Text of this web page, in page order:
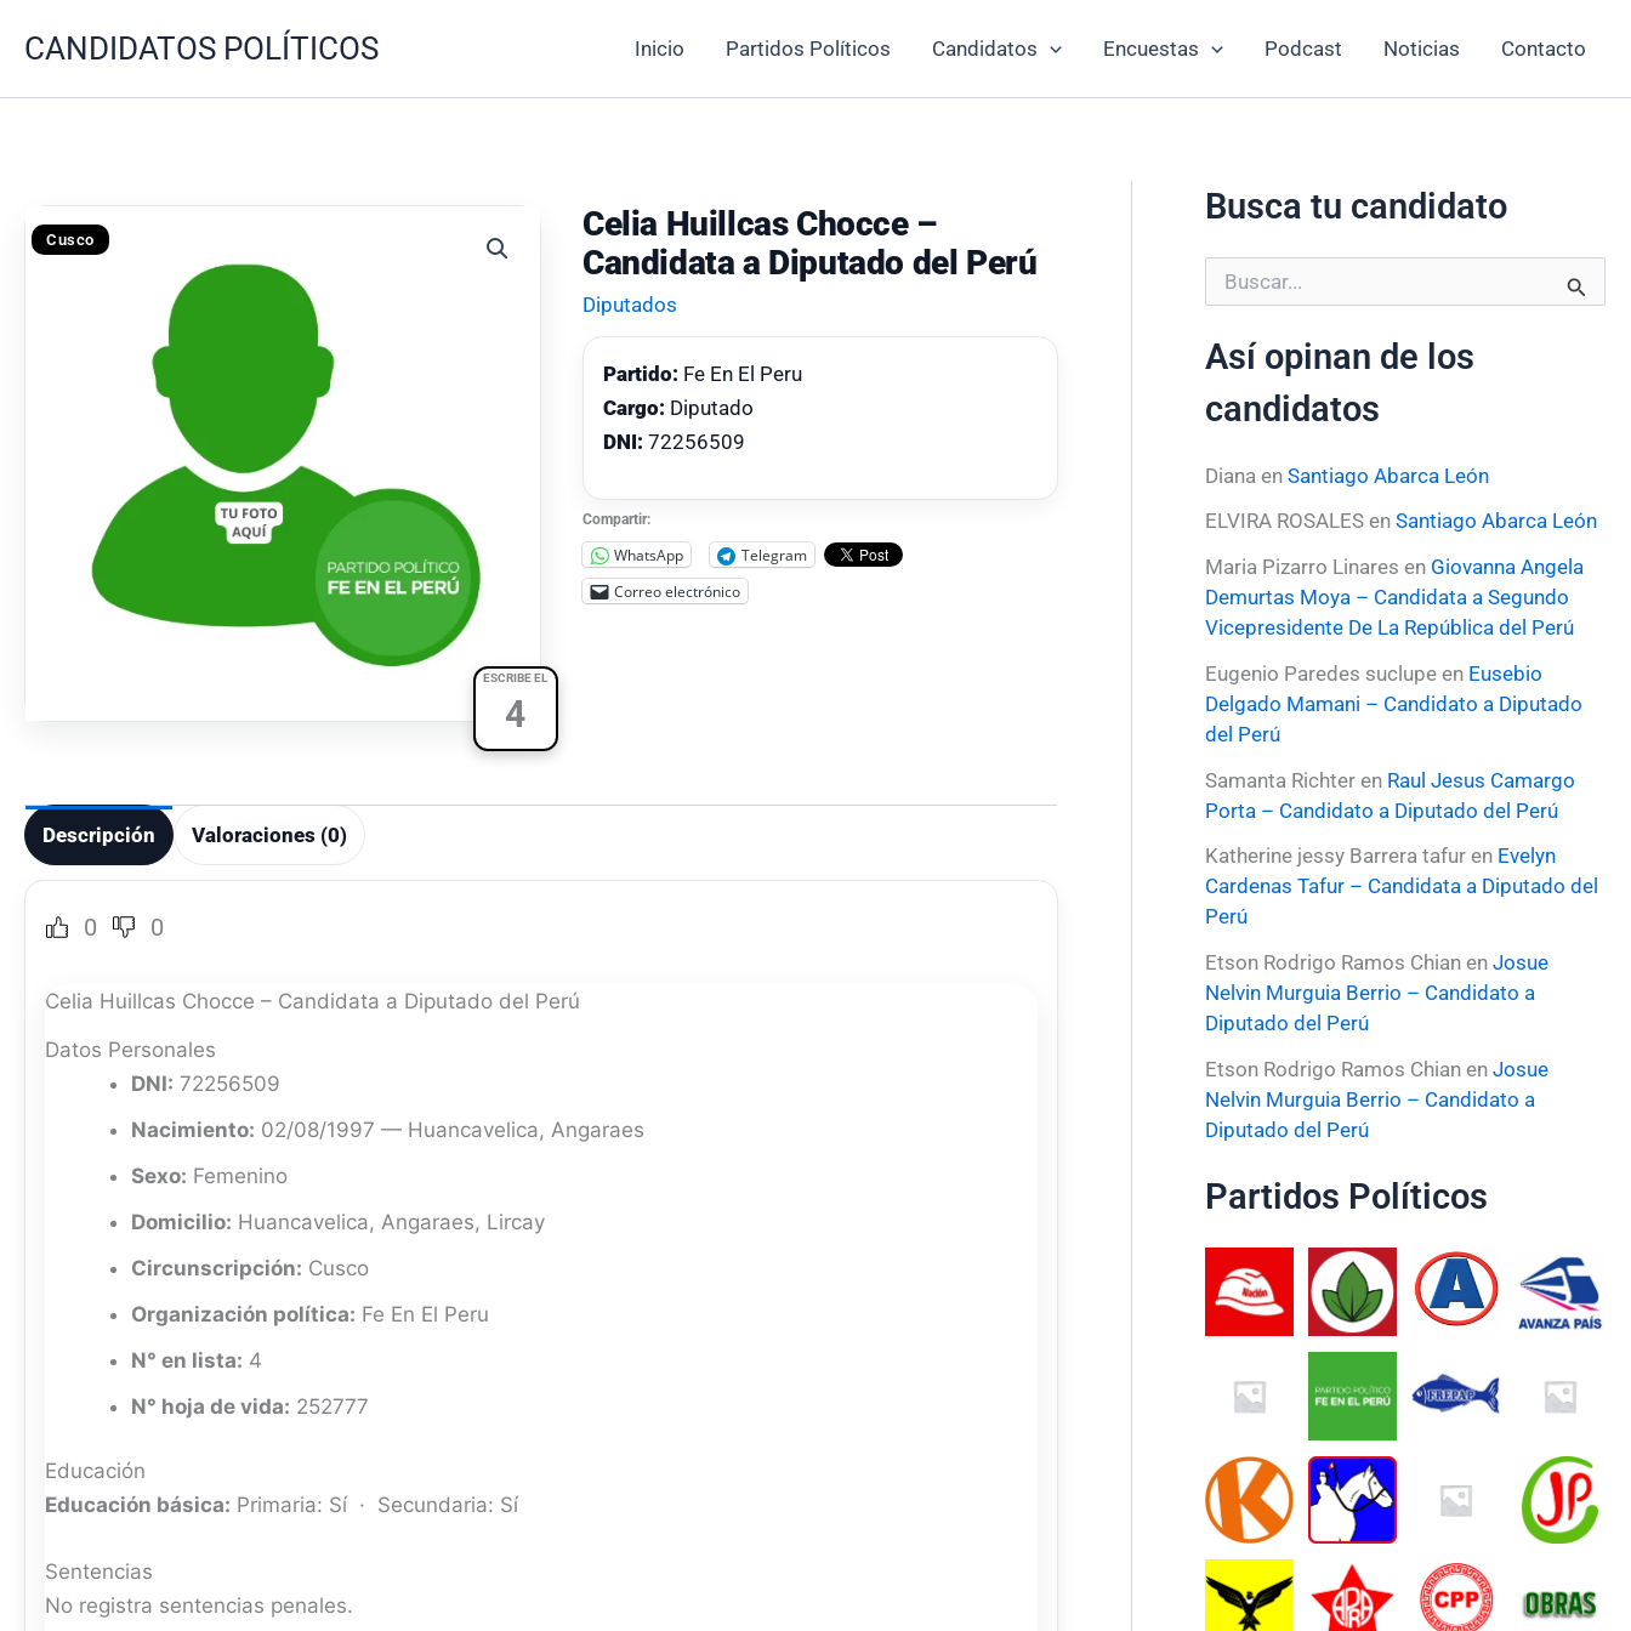
CANDIDATOS POLÍTICOS Inicio Partidos Políticos Candidatos Encuestas Podcast Noticias Contacto
ESCRIBE EL
4
Cusco
Celia Huillcas Chocce –
Candidata a Diputado del Perú
Diputados
Partido: Fe En El Peru
Cargo: Diputado
DNI: 72256509
Compartir:
WhatsApp
Telegram
Correo electrónico
Descripción Valoraciones (0)
0 0
Celia Huillcas Chocce – Candidata a Diputado del Perú
Datos Personales
DNI: 72256509
Nacimiento: 02/08/1997 — Huancavelica, Angaraes
Sexo: Femenino
Domicilio: Huancavelica, Angaraes, Lircay
Circunscripción: Cusco
Organización política: Fe En El Peru
N° en lista: 4
N° hoja de vida: 252777
Educación
Educación básica: Primaria: Sí · Secundaria: Sí
Sentencias
No registra sentencias penales.
Busca tu candidato
u
c
r
r
Así opinan de los
candidatos
Diana en Santiago Abarca León
ELVIRA ROSALESen Santiago Abarca León
Maria Pizarro Linares en Giovanna Angela
Demurtas Moya – Candidata a Segundo
Vicepresidente De La República del Perú
Eugenio Paredes suclupeen Eusebio
Delgado Mamani – Candidato a Diputado
del Perú
Samanta Richteren Raul Jesus Camargo
Porta – Candidato a Diputado del Perú
Katherine jessy Barrera tafuren Evelyn
Cardenas Tafur – Candidata a Diputado del
Perú
Etson Rodrigo Ramos Chianen Josue
Nelvin Murguia Berrio – Candidato a
Diputado del Perú
Etson Rodrigo Ramos Chianen Josue
Nelvin Murguia Berrio – Candidato a
Diputado del Perú
Partidos Políticos